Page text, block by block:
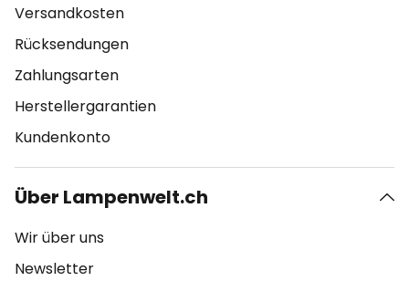
Versandkosten
Rücksendungen
Zahlungsarten
Herstellergarantien
Kundenkonto
Über Lampenwelt.ch
Wir über uns
Newsletter